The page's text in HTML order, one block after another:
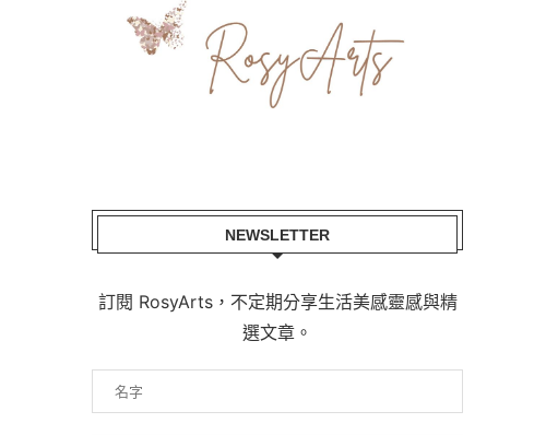
NEWSLETTER
訂閱 RosyArts，不定期分享生活美感靈感與精
選文章。